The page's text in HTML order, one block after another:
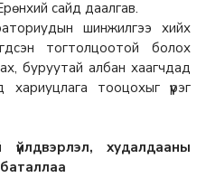
сайд даалгав.
шинжилгээ хийх
тогтолцоотой болох
буруутай албан хаагчдад
тооцохыг үүрэг
үйлдвэрлэл, худалдааны